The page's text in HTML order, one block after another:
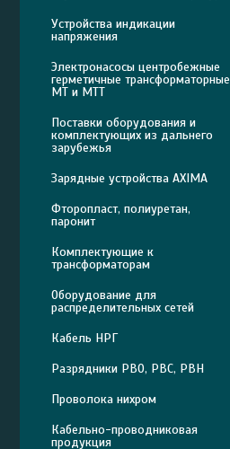
Устройства индикации
напряжения
Электронасосы центробежные
герметичные трансформаторные
МТ и МТТ
Поставки оборудования и
комплектующих из дальнего
зарубежья
Зарядные устройства AXIMA
Фторопласт, полиуретан,
паронит
Комплектующие к
трансформаторам
Оборудование для
распределительных сетей
Кабель НРГ
Разрядники РВО, РВС, РВН
Проволока нихром
Кабельно-проводниковая
продукция